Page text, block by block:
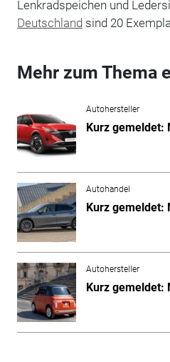
Lenkradspeichen und
Deutschland sind 20
Mehr zum Thema
Autohersteller
Kurz gemeldet:
Autohandel
Kurz gemeldet:
Autohersteller
Kurz gemeldet: